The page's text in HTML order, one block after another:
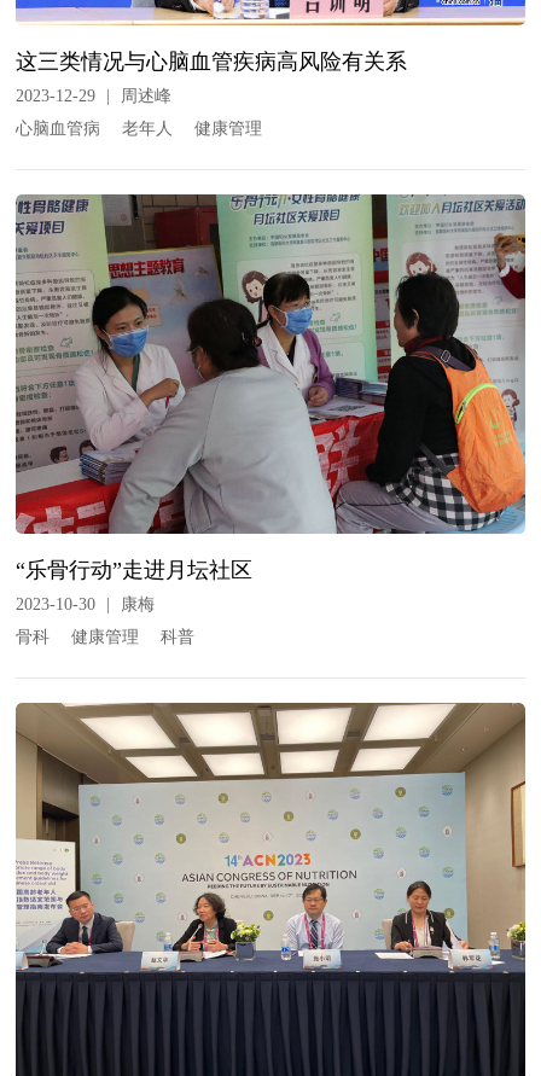
这三类情况与心脑血管疾病高风险有关系
2023-12-29
周述峰
心脑血管病
老年人 健康管理
“乐骨行动”走进月坛社区
2023-10-30
康梅
骨科
健康管理 科普